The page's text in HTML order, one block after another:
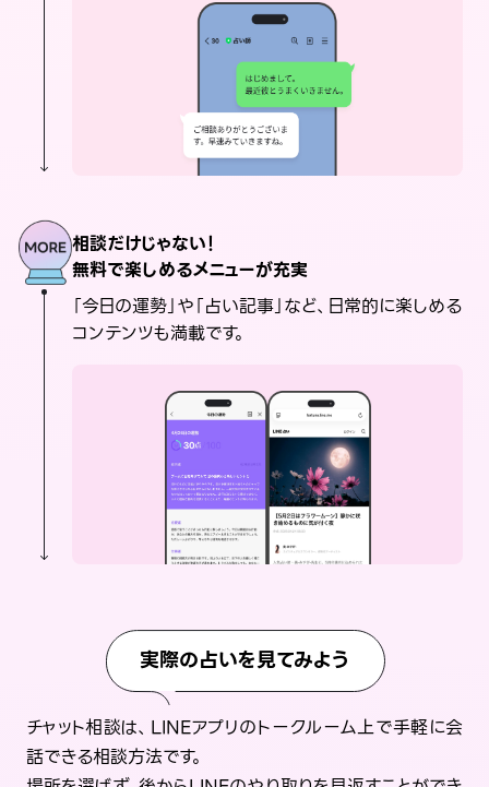
相談だけじゃない！
無料で楽しめるメニューが充実
「今日の運勢」や「占い記事」など、日常的に楽しめる
コンテンツも満載です。
実際の占いを見てみよう
チャット相談は、LINEアプリのトークルーム上で手軽に会
話できる相談方法です。